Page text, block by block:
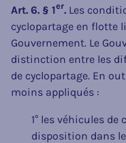
Art. 6. § 1er. Les
cyclopartage en flotte
Gouvernement. Le
distinction entre les
de cyclopartage. En
moins appliqués :
1° les véhicules
disposition dans le